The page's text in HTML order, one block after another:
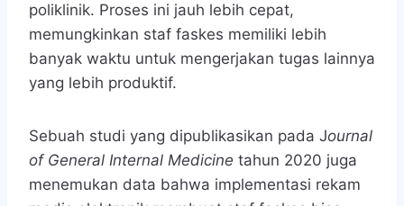
poliklinik. Proses ini jauh lebih cepat,
memungkinkan staf faskes memiliki lebih
banyak waktu untuk mengerjakan tugas lainnya
yang lebih produktif.
Sebuah studi yang dipublikasikan pada Journal
of General Internal Medicine tahun 2020 juga
menemukan data bahwa implementasi rekam